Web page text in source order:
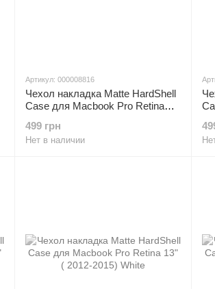
Артикул: 000008816
Чехол накладка Matte HardShell
Case для Macbook Pro Retina
499 грн
Нет в наличии